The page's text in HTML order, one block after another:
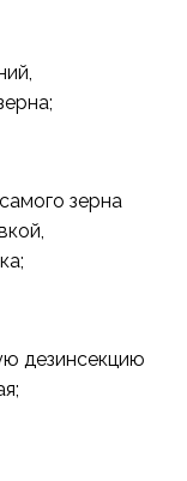
зерна
дезинсекцию